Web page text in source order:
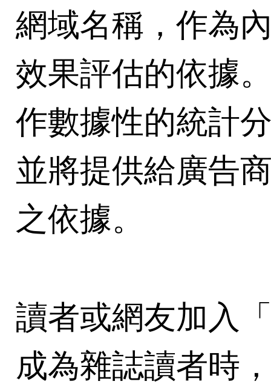
網域名稱，作為
效果評估的依據
作數據性的統計
並將提供給廣告
之依據。
讀者或網友加入
成為雜誌讀者時